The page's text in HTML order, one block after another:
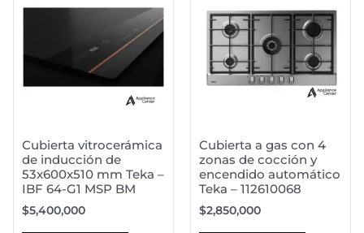
Cubierta vitrocerámica
de inducción de
53x600x510 mm Teka –
IBF 64-G1 MSP BM
$5,400,000
Cubierta a gas con 4
zonas de cocción y
encendido automático
Teka – 112610068
$2,850,000